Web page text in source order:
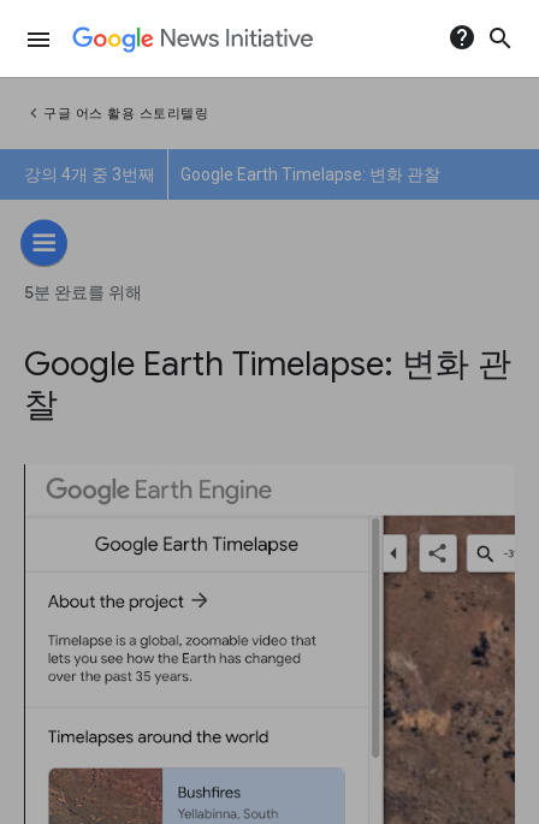
menu help search
chevron_left 구글 어스 활용 스토리텔링
강의 4개 중 3번째 Google Earth Timelapse: 변화 관찰
5분 완료를 위해
Google Earth Timelapse: 변화 관
찰